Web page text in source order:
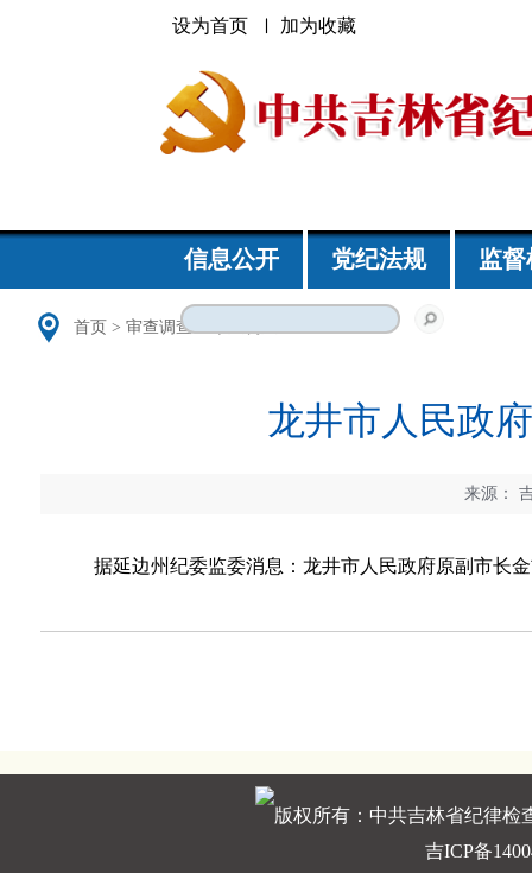
设为首页 加为收藏
信息公开 党纪法规 监
首页 > 审查调查>审查调查
龙井市人民政
来源：
据延边州纪委监委消息：龙井市人民政府原副市长金
版权所有：中共吉林省纪律检
吉ICP备